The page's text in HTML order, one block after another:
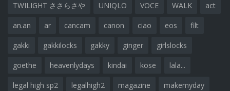
TWILIGHT ささらさや UNIQLO VOCE WALK act
an.an ar cancam canon ciao eos filt
gakki gakkilocks gakky ginger girlslocks
goethe heavenlydays kindai kose lala...
legal high sp2 legalhigh2 magazine makemyday